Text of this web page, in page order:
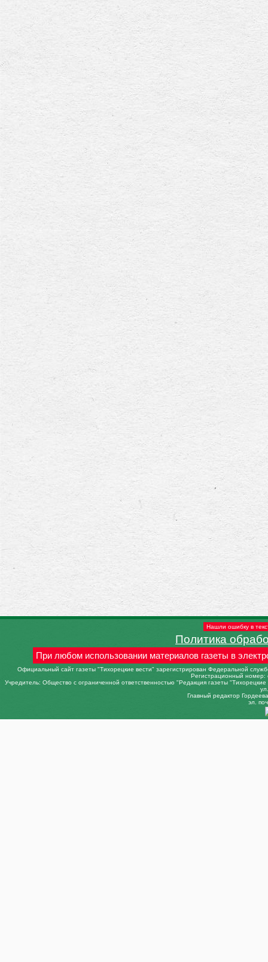
Нашли ошибку в
Политика
При любом использовании материалов газеты в
Официальный сайт газеты "Тихорецкие вести" зарегистрирован Федеральной
Регистрационный
Учредитель: Общество с ограниченной ответственностью "Редакция газеты
Главный редактор
эл.